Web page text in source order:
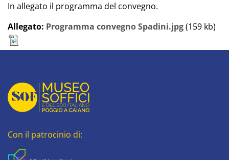
In allegato il programma del convegno.
Allegato: Programma convegno Spadini.jpg(159 kb)
Con il patrocinio di: